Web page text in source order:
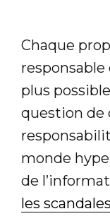
Chaque
responsable
plus
question de
monde
de
les